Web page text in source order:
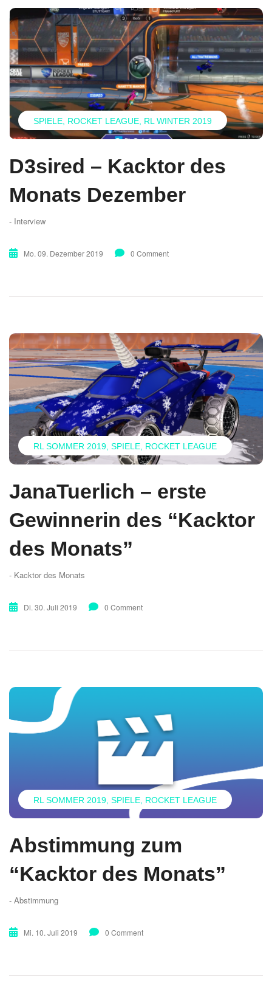
SPIELE ROCKET LEAGUE RL WINTER 2019
D3sired – Kacktor des
Monats Dezember
- Interview
Mo. 09. Dezember 2019 0 Comment
RL SOMMER 2019 SPIELE ROCKET LEAGUE
JanaTuerlich – erste
Gewinnerin des “Kacktor
des Monats”
- Kacktor des Monats
Di. 30. Juli 2019 0 Comment
RL SOMMER 2019 SPIELE ROCKET LEAGUE
Abstimmung zum
“Kacktor des Monats”
- Abstimmung
Mi. 10. Juli 2019 0 Comment